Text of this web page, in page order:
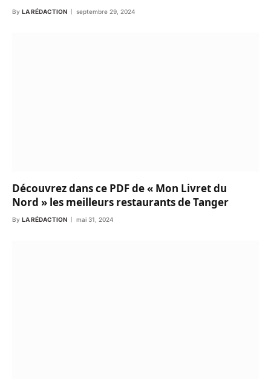
By LA RÉDACTION septembre 29, 2024
Découvrez dans ce PDF de « Mon Livret du
Nord » les meilleurs restaurants de Tanger
By LA RÉDACTION mai 31, 2024